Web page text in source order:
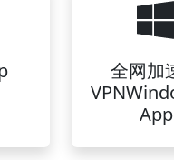
全网加
App